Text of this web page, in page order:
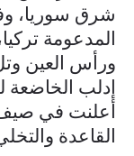
شرق سوريا،
المدعومة
ورأس العين
إدلب الخاضعة
القاعدة